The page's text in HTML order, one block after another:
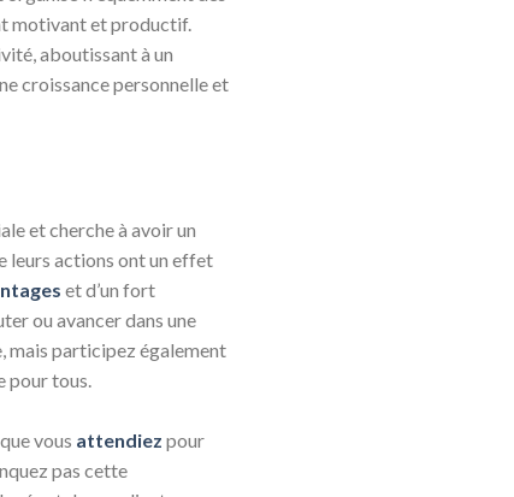
motivant et productif.
aboutissant à un
croissance personnelle et
et cherche à avoir un
leurs actions ont un effet
et d’un fort
ou avancer dans une
mais participez également
pour tous.
vous attendiez pour
pas cette